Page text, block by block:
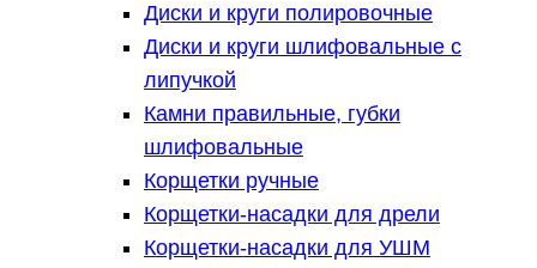
Диски и круги полировочные
Диски и круги шлифовальные с
липучкой
Камни правильные, губки
шлифовальные
Корщетки ручные
Корщетки-насадки для дрели
Корщетки-насадки для УШМ